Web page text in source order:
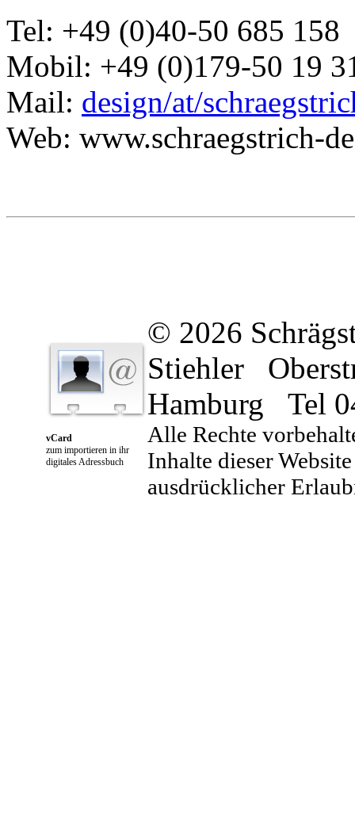
Tel: +49 (0)40-50 685 158
Mobil: +49 (0)179-50 19
Mail: design/at/
Web: www.schraegstrich-
vCard
zum importieren in ihr
digitales Adressbuch
© 2026
Stiehler
Hamburg Tel
Alle Rechte
Inhalte dieser
ausdrücklicher